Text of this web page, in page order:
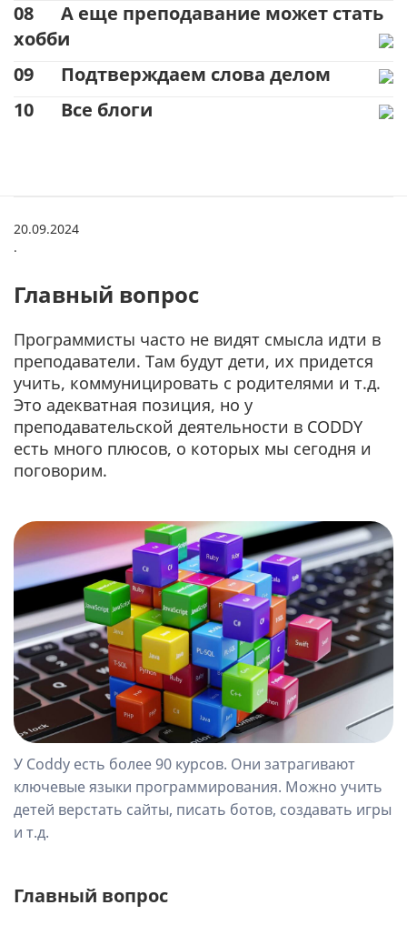
08
А еще преподавание может стать
хобби
09
Подтверждаем слова делом
10
Все блоги
20.09.2024
.
Главный вопрос
Программисты часто не видят смысла идти в
преподаватели. Там будут дети, их придется
учить, коммуницировать с родителями и т.д.
Это адекватная позиция, но у
преподавательской деятельности в CODDY
есть много плюсов, о которых мы сегодня и
поговорим.
У Coddy есть более 90 курсов. Они затрагивают
ключевые языки программирования. Можно учить
детей верстать сайты, писать ботов, создавать игры
и т.д.
Главный вопрос